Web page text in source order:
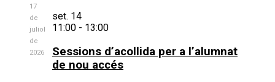
17
de
juliol
de
2026
set. 14
11:00 - 13:00
Sessions d’acollida per a l’alumnat
de nou accés